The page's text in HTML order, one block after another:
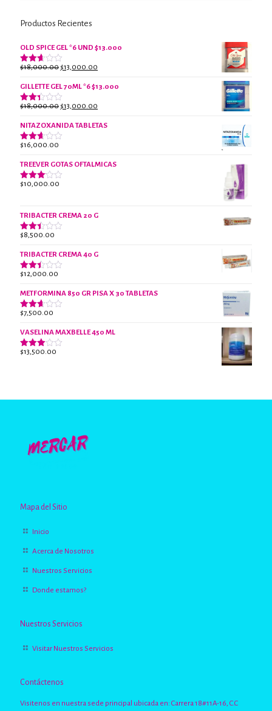
Productos Recientes
OLD SPICE GEL *6 UND $13.000
Valorado
2.61
de 5
$18,000.00 El
original
era:
$13,000.00
actual
GILLETTE GEL 70ML *6 $13.000
Valorado
2.38
de 5
$18,000.00 El
original
era:
$13,000.00
actual
NITAZOXANIDA TABLETAS
Valorado
2.61
de 5
$16,000.00
TREEVER GOTAS OFTALMICAS
Valorado
$10,000.00
TRIBACTER CREMA 20 G
Valorado
2.45
de 5
$8,500.00
TRIBACTER CREMA 40 G
Valorado
2.40
de 5
$12,000.00
METFORMINA 850 GR PISA X 30 TABLETAS
Valorado
2.63
de 5
$7,500.00
VASELINA MAXBELLE 450 ML
Valorado
$13,500.00
Mapa del Sitio
Inicio
Acerca de Nosotros
Nuestros Servicios
Donde estamos?
Nuestros Servicios
Visitar Nuestros Servicios
Contáctenos
Visitenos en nuestra sede principal ubicada en: Carrera 18#11A-16, C.C